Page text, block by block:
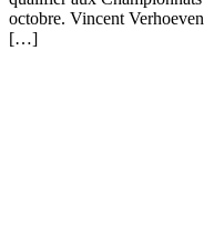
octobre. Vincent
[…]